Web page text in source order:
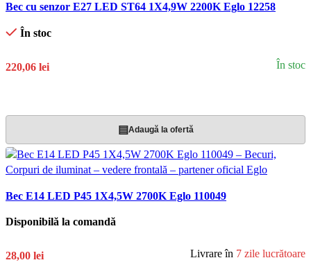
Bec cu senzor E27 LED ST64 1X4,9W 2200K Eglo 12258
În stoc
220,06 lei În stoc
▤Adaugă la ofertă
Bec E14 LED P45 1X4,5W 2700K Eglo 110049
Disponibilă la comandă
28,00 lei Livrare în 7 zile lucrătoare